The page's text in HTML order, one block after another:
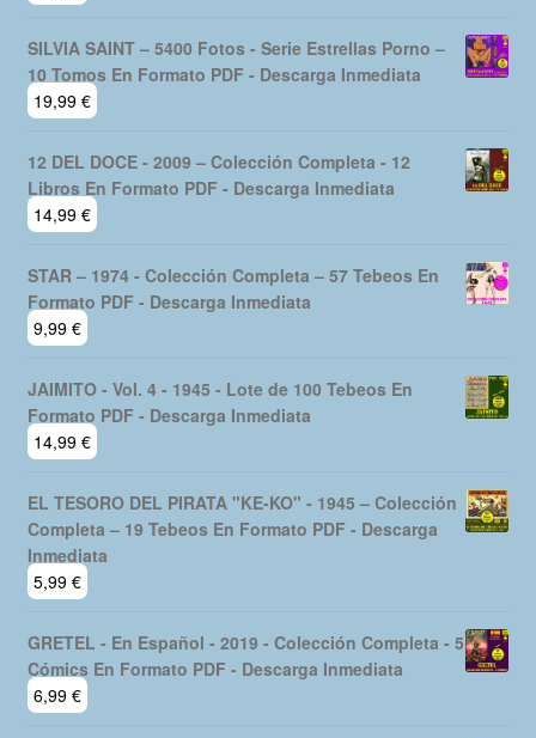
SILVIA SAINT – 5400 Fotos - Serie Estrellas Porno –
10 Tomos En Formato PDF - Descarga Inmediata
19,99 €
12 DEL DOCE - 2009 – Colección Completa - 12
Libros En Formato PDF - Descarga Inmediata
14,99 €
STAR – 1974 - Colección Completa – 57 Tebeos En
Formato PDF - Descarga Inmediata
9,99 €
JAIMITO - Vol. 4 - 1945 - Lote de 100 Tebeos En
Formato PDF - Descarga Inmediata
14,99 €
EL TESORO DEL PIRATA "KE-KO" - 1945 – Colección
Completa – 19 Tebeos En Formato PDF - Descarga
Inmediata
5,99 €
GRETEL - En Español - 2019 - Colección Completa - 5
Cómics En Formato PDF - Descarga Inmediata
6,99 €